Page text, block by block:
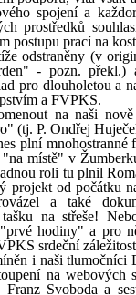
spojení a
prostředků
postupu prací na
odstraněny (v
- pozn. překl.)
pro dlouholetou a
a FVPKS.
na naši
(tj. P. Ondřej
plní mnohostranné
místě" v
roli tu plnil
projekt od počátku
a také
na střeše!
hodiny" a pro
srdeční
i naši tlumočníci
na webových
Svoboda a